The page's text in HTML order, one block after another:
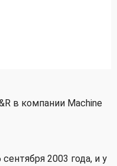
в компании Machine
2003 года, и у